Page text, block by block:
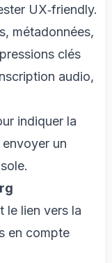
UX‑friendly.
métadonnées,
clés
audio,
indiquer la
un
le lien vers la
en compte